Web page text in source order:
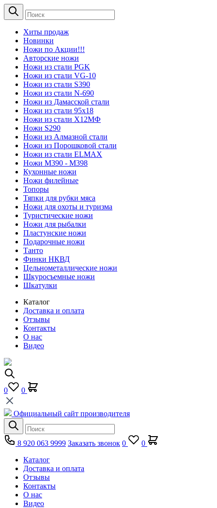
Хиты продаж
Новинки
Ножи по Акции!!!
Авторские ножи
Ножи из стали PGK
Ножи из стали VG-10
Ножи из стали S390
Ножи из стали N-690
Ножи из Дамасской стали
Ножи из стали 95х18
Ножи из стали Х12МФ
Ножи S290
Ножи из Алмазной стали
Ножи из Порошковой стали
Ножи из стали ELMAX
Ножи М390 - М398
Кухонные ножи
Ножи филейные
Топоры
Тяпки для рубки мяса
Ножи для охоты и туризма
Туристические ножи
Ножи для рыбалки
Пластунские ножи
Подарочные ножи
Танто
Финки НКВД
Цельнометаллические ножи
Шкуросъемные ножи
Шкатулки
Каталог
Доставка и оплата
Отзывы
Контакты
О нас
Видео
0 0
Официальный сайт производителя
8 920 063 9999 Заказать звонок 0
0
Каталог
Доставка и оплата
Отзывы
Контакты
О нас
Видео